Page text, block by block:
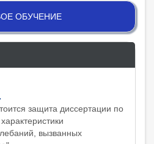
ОБУЧЕНИЕ
защита диcсертации по
вызванных